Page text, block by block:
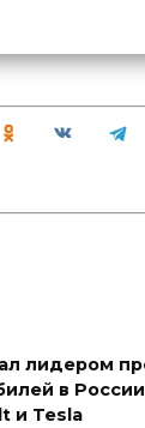
лидером
в
и Tesla